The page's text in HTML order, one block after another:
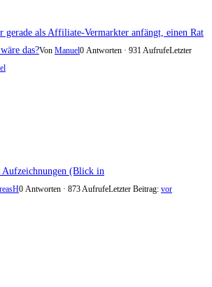
gerade als Affiliate-Vermarkter anfängt, einen Rat
das?Von Manuel0 Antworten · 931 AufrufeLetzter
Aufzeichnungen (Blick in
0 Antworten · 873 AufrufeLetzter Beitrag: vor